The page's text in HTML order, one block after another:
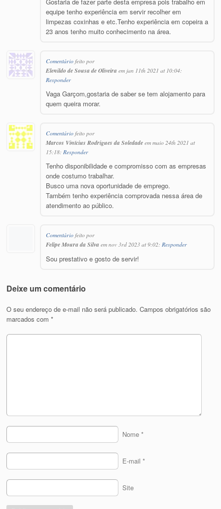
equipe tenho experiência em servir recolher em
limpezas coxinhas e etc.Tenho experiência em copeira a
23 anos tenho muito conhecimento na área.
Comentáriofeito por
Elenildo de Sousa de Oliveira em jan 11th 2021 at 10:04:
Responder
Vaga Garçom,gostaria de saber se tem alojamento para
quem queira morar.
Comentáriofeito por
Marcos Vinícius Rodrigues da Soledadeem maio 24th 2021 at
15:18: Responder
Tenho disponibilidade e compromisso com as empresas
onde costumo trabalhar.
Busco uma nova oportunidade de emprego.
Também tenho experiência comprovada nessa área de
atendimento ao público.
Comentáriofeito por
Felipe Moura da Silva em nov 3rd 2023 at 9:02: Responder
Sou prestativo e gosto de servir!
Deixe um comentário
O seu endereço de e-mail não será publicado. Campos obrigatórios são
marcados com*
Nome *
E-mail *
Site